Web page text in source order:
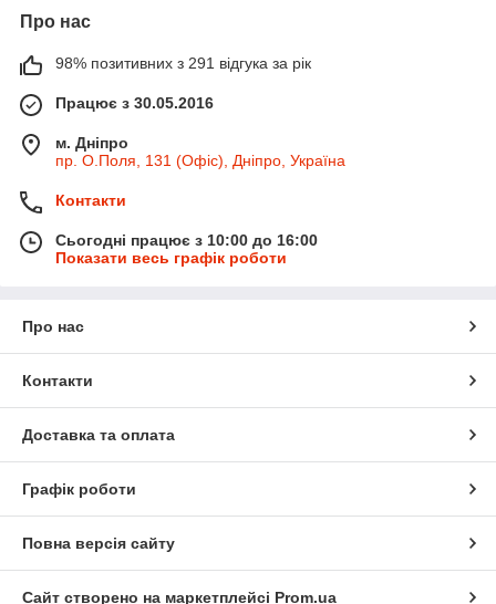
Про нас
98% позитивних з 291 відгука за рік
Працює з 30.05.2016
м. Дніпро
пр. О.Поля, 131 (Офіс), Дніпро, Україна
Контакти
Сьогодні працює з 10:00 до 16:00
Показати весь графік роботи
Про нас
Контакти
Доставка та оплата
Графік роботи
Повна версія сайту
Сайт створено на маркетплейсі Prom.ua